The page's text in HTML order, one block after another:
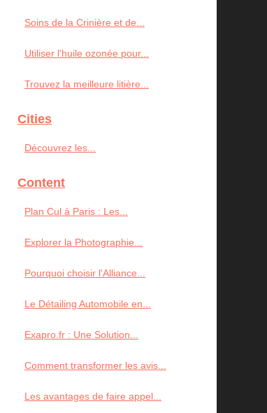
Soins de la Crinière et de...
Utiliser l'huile ozonée pour...
Trouvez la meilleure litière...
Cities
Découvrez les...
Content
Plan Cul à Paris : Les...
Explorer la Photographie...
Pourquoi choisir l'Alliance...
Le Détailing Automobile en...
Exapro.fr : Une Solution...
Comment transformer les avis...
Les avantages de faire appel...